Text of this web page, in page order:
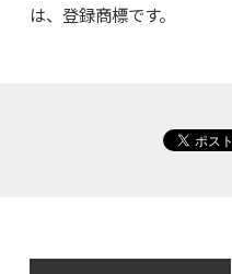
は、登録商標です。